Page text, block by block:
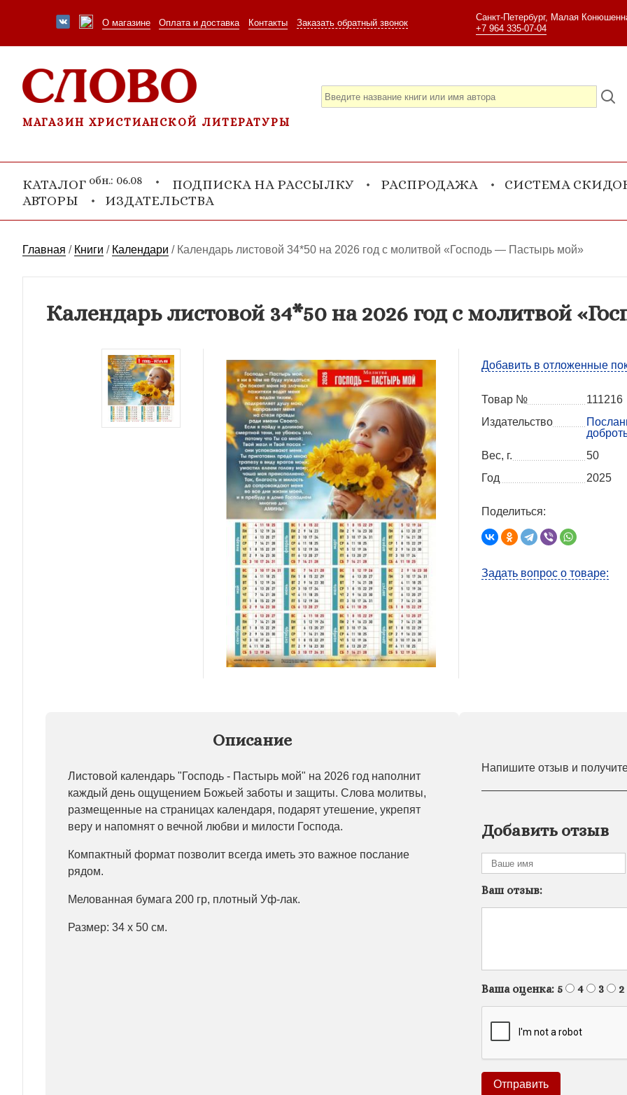
О магазине Оплата и доставка Контакты Заказать обратный звонок
Санкт-Петербург, Малая
+7 964 335-07-04
МАГАЗИН ХРИСТИАНСКОЙ ЛИТЕРАТУРЫ
КАТАЛОГ обн.: 06.08 ПОДПИСКА НА РАССЫЛКУ РАСПРОДАЖА
СИСТЕМА
АВТОРЫ
ИЗДАТЕЛЬСТВА
Главная / Книги / Календари / Календарь листовой 34*50 на 2026 год с молитвой «Господь — Пастырь мой»
Календарь листовой 34*50 на 2026 год с молитвой
Добавить в отложенные
Товар №
111216
Издательство
Вес, г.
50
Год
2025
Поделиться:
Задать вопрос о товаре:
Описание
Листовой календарь "Господь - Пастырь мой" на 2026 год наполнит
каждый день ощущением Божьей заботы и защиты. Слова молитвы,
размещенные на страницах календаря, подарят утешение, укрепят
веру и напомнят о вечной любви и милости Господа.
Компактный формат позволит всегда иметь это важное послание
рядом.
Мелованная бумага 200 гр, плотный Уф-лак.
Размер: 34 х 50 см.
Напишите отзыв и
Добавить отзыв
Ваш отзыв:
Ваша оценка: 5 4 3 2